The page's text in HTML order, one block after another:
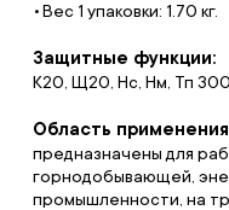
Вес 1 упаковки: 1.70 кг.
Защитные функции:
К20, Щ20, Нс, Нм, Тп
Область
предназначены для
горнодобывающей,
промышленности, на